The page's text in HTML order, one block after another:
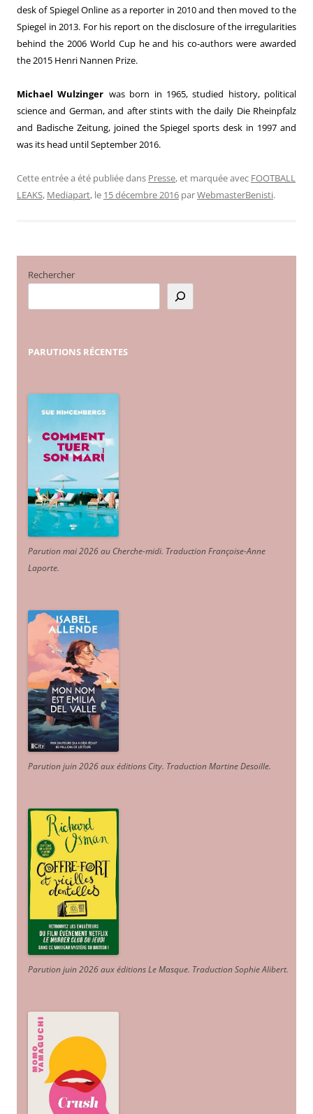
desk of Spiegel Online as a reporter in 2010 and then moved to the
Spiegel in 2013. For his report on the disclosure of the irregularities
behind the 2006 World Cup he and his co-authors were awarded
the 2015 Henri Nannen Prize.
Michael Wulzinger was born in 1965, studied history, political
science and German, and after stints with the daily Die Rheinpfalz
and Badische Zeitung, joined the Spiegel sports desk in 1997 and
was its head until September 2016.
Cette entrée a été publiée dans Presse, et marquée avec FOOTBALL
LEAKS, Mediapart, le 15 décembre 2016 parWebmasterBenisti.
Rechercher
PARUTIONS RÉCENTES
Parution mai 2026 au Cherche-midi. Traduction Françoise-Anne
Laporte.
Parution juin 2026 aux éditions City. Traduction Martine Desoille.
Parution juin 2026 aux éditions Le Masque. Traduction Sophie Alibert.